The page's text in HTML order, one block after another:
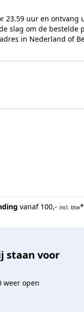
23.59 uur en
slag om de
in Nederland of
vanaf 100,- incl. btw*
staan voor
weer open